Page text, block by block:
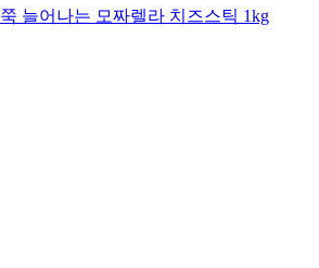
늘어나는 모짜렐라 치즈스틱 1kg